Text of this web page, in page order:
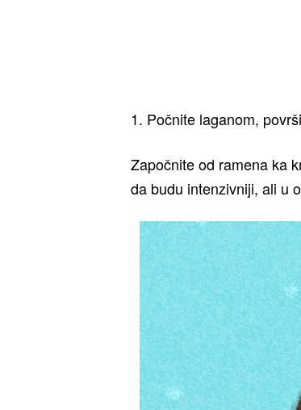
1. Počnite laganom,
Započnite od ramena ka
da budu intenzivniji, ali u